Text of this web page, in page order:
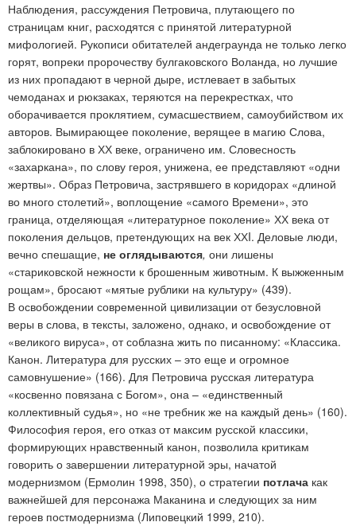
Наблюдения, рассуждения Петровича, плутающего по
страницам книг, расходятся с принятой литературной
мифологией. Рукописи обитателей андеграунда не только легко
горят, вопреки пророчеству булгаковского Воланда, но лучшие
из них пропадают в черной дыре, истлевает в забытых
чемоданах и рюкзаках, теряются на перекрестках, что
оборачивается проклятием, сумасшествием, самоубийством их
авторов. Вымирающее поколение, верящее в магию Слова,
заблокировано в ХХ веке, ограничено им. Словесность
«захаркана», по слову героя, унижена, ее представляют «одни
жертвы». Образ Петровича, застрявшего в коридорах «длиной
во много столетий», воплощение «самого Времени», это
граница, отделяющая «литературное поколение» ХХ века от
поколения дельцов, претендующих на век ХХI. Деловые люди,
вечно спешащие, не оглядываются, они лишены
«стариковской нежности к брошенным животным. К выжженным
рощам», бросают «мятые рублики на культуру» (439).
В освобождении современной цивилизации от безусловной
веры в слова, в тексты, заложено, однако, и освобождение от
«великого вируса», от соблазна жить по писанному: «Классика.
Канон. Литература для русских – это еще и огромное
самовнушение» (166). Для Петровича русская литература
«косвенно повязана с Богом», она – «единственный
коллективный судья», но «не требник же на каждый день» (160).
Философия героя, его отказ от максим русской классики,
формирующих нравственный канон, позволила критикам
говорить о завершении литературной эры, начатой
модернизмом (Ермолин 1998, 350), о стратегии потлача как
важнейшей для персонажа Маканина и следующих за ним
героев постмодернизма (Липовецкий 1999, 210).